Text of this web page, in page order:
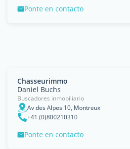
Ponte en contacto
Chasseurimmo
Daniel Buchs
Buscadores inmobiliario
Av des Alpes 10, Montreux
+41 (0)800210310
Ponte en contacto